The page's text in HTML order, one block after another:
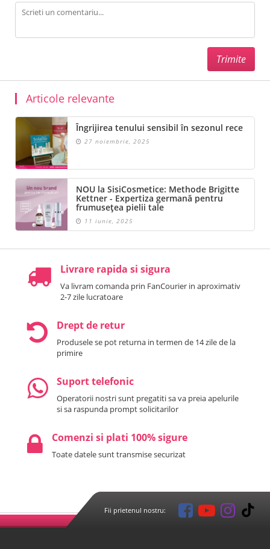
Articole relevante
Îngrijirea tenului sensibil în sezonul rece
27 noiembrie, 2025
NOU la SisiCosmetice: Methode Brigitte
Kettner - Expertiza germană pentru
frumusețea pielii tale
11 iunie, 2025
Livrare rapida si sigura
Va livram comanda prin FanCourier in aproximativ
2-7 zile lucratoare
Drept de retur
Produsele se pot returna in termen de 14 zile de la
primire
Suport telefonic
Operatorii nostri sunt pregatiti sa va preia apelurile
si sa raspunda prompt solicitarilor
Comenzi si plati 100% sigure
Toate datele sunt transmise securizat
Fii prietenul nostru: